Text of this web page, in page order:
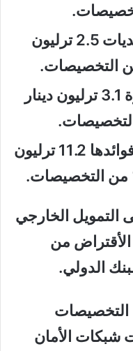
تخصيصات الأعمار والبلديات 2.5 ترليون
تخصيصات وزارة التجارة 3.1 ترليون دينار
التخصيصات للقروض وفوائدها 11.2 ترليون
التمويل الخارجي
الأقتراض من
الدولي.
التخصيصات
شبكات الأمان